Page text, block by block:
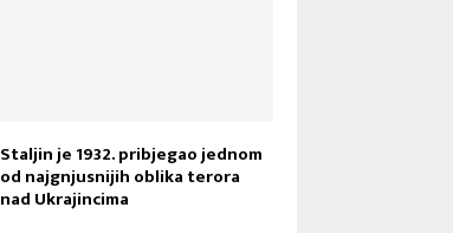
Staljin je 1932. pribjegao jednom
od najgnjusnijih oblika terora
nad Ukrajincima